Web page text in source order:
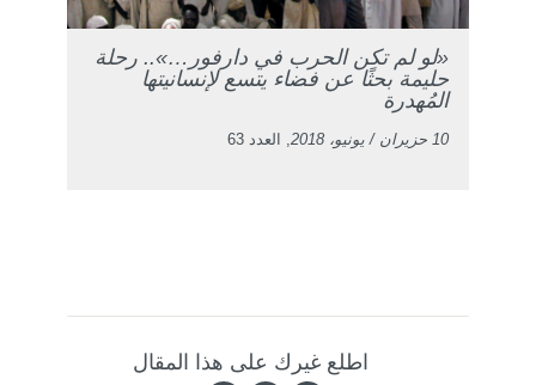
«لو لم تكن الحرب في دارفور…».. رحلة
حليمة بحثًا عن فضاء يتسع لإنسانيتها
المُهدرة
10 حزيران / يونيو، 2018 , العدد 63
اطلع غيرك على هذا المقال